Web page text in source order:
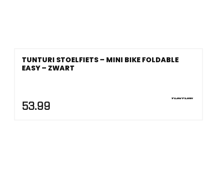
TUNTURI STOELFIETS – MINI BIKE FOLDABLE
EASY – ZWART
53.99